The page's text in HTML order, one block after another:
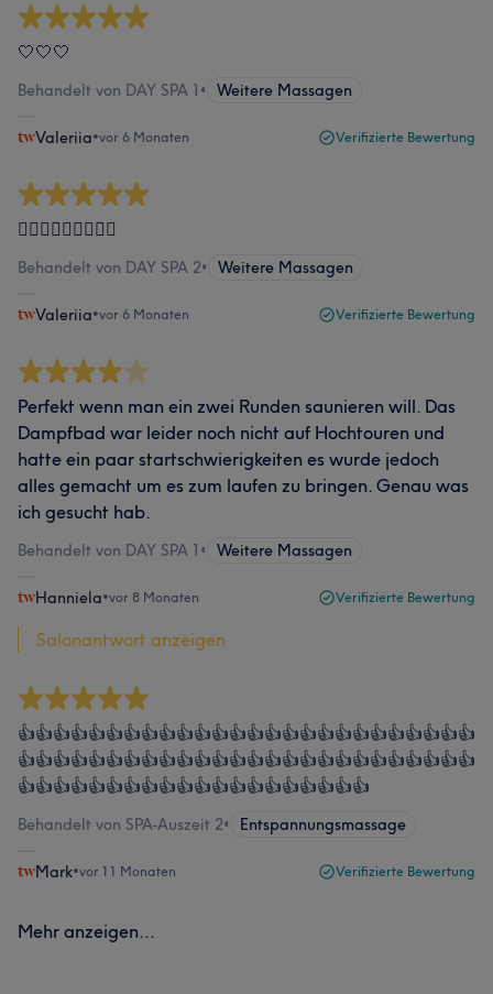
🤍🤍🤍
Behandelt von DAY SPA 1 • Weitere Massagen
Valeriia•vor 6 Monaten Verifizierte Bewertung
👌🏽👌🏽👌🏽💯💯💯
Behandelt von DAY SPA 2• Weitere Massagen
Valeriia•vor 6 Monaten Verifizierte Bewertung
Perfekt wenn man ein zwei Runden saunieren will. Das
Dampfbad war leider noch nicht auf Hochtouren und
hatte ein paar startschwierigkeiten es wurde jedoch
alles gemacht um es zum laufen zu bringen. Genau was
ich gesucht hab.
Behandelt von DAY SPA 1 • Weitere Massagen
Hanniela•vor 8 Monaten Verifizierte Bewertung
Salonantwort anzeigen
👍👍👍👍👍👍👍👍👍👍👍👍👍👍👍👍👍👍👍👍👍👍👍👍👍👍
👍👍👍👍👍👍👍👍👍👍👍👍👍👍👍👍👍👍👍👍👍👍👍👍👍👍
👍👍👍👍👍👍👍👍👍👍👍👍👍👍👍👍👍👍👍👍
Behandelt von SPA-Auszeit 2• Entspannungsmassage
Mark•vor 11 Monaten Verifizierte Bewertung
Mehr anzeigen...